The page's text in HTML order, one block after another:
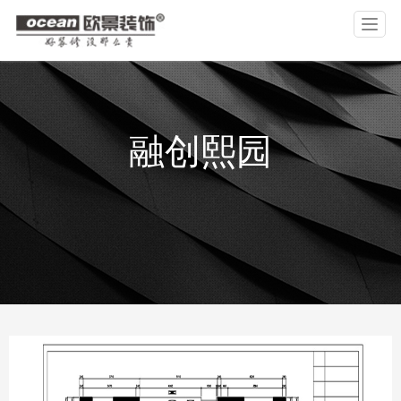
公司介绍 品牌文化 公司历程 装修攻略 公司资讯
设计团队 作品案例 视频
工艺图说 品控保障
合作主材 基础材料
T
g
g
l
e
n
i
t
o
融创熙园